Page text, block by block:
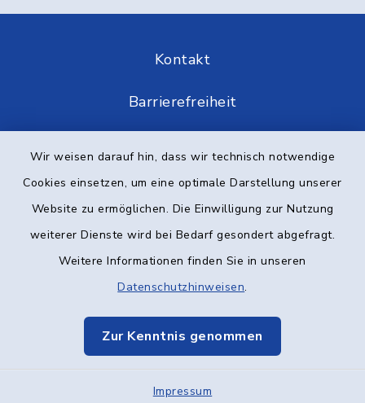
Wir weisen darauf hin, dass wir technisch notwendige
Cookies einsetzen, um eine optimale Darstellung unserer
Website zu ermöglichen. Die Einwilligung zur Nutzung
weiterer Dienste wird bei Bedarf gesondert abgefragt.
Weitere Informationen finden Sie in unseren
Datenschutzhinweisen.
Zur Kenntnis genommen
Impressum
Kontakt
Barrierefreiheit
Impressum
Elektronische Kommunikation
Sitemap
Cookie-Einstellungen